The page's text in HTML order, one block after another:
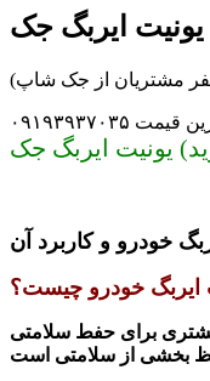
۰۹۱۹۳۹۳۷۰۳۵
ایربگ خودرو چیست؟
برای حفط سلامتی